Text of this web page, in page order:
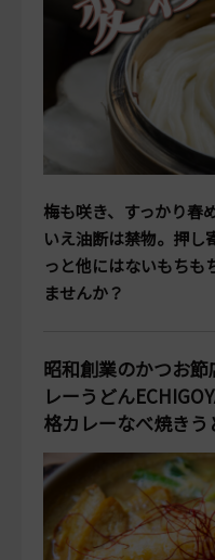
梅も咲き、すっかり春
いえ油断は禁物。押し
っと他にはないもちも
ませんか？
昭和創業のかつお
レーうどん
格カレーなべ焼きう